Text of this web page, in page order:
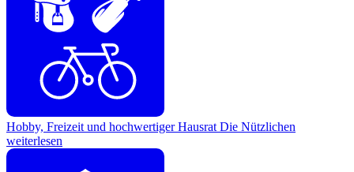
Hobby, Freizeit und hochwertiger Hausrat Die Nützlichen
weiterlesen